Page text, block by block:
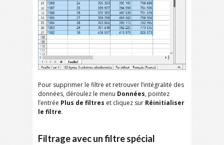
Pour supprimer le filtre et retrouver l’intégralité des
données, déroulez le menu Données, pointez
l’entrée Plus de filtres et cliquez sur Réinitialiser
le filtre.
Filtrage avec un filtre spécial